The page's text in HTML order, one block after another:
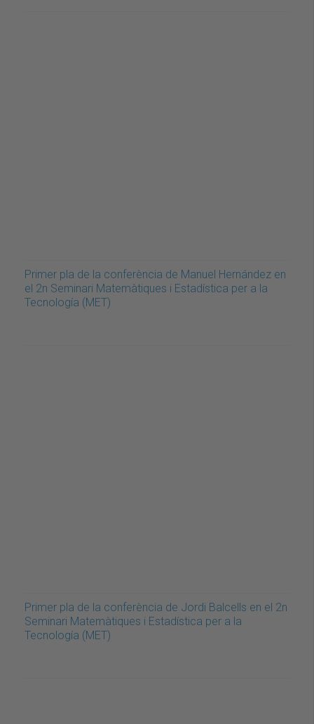
Primer pla de la conferència de Manuel Hernández en
el 2n Seminari Matemàtiques i Estadística per a la
Tecnología (MET)
Primer pla de la conferència de Jordi Balcells en el 2n
Seminari Matemàtiques i Estadística per a la
Tecnología (MET)